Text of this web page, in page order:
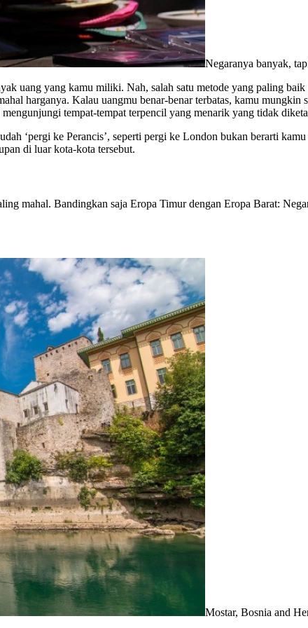
Negaranya banyak,
uang yang kamu miliki. Nah, salah satu metode yang paling
harganya. Kalau uangmu benar-benar terbatas, kamu mungkin
tempat-tempat terpencil yang menarik yang tidak
‘pergi ke Perancis’, seperti pergi ke London bukan berarti
di luar kota-kota tersebut.
mahal. Bandingkan saja Eropa Timur dengan Eropa Barat:
Mostar, Bosnia and